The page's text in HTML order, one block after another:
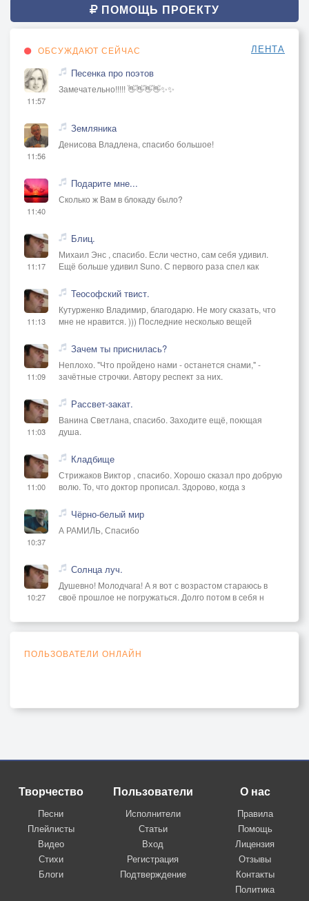
ПОМОЩЬ ПРОЕКТУ
ОБСУЖДАЮТ СЕЙЧАС ЛЕНТА
11:57
Песенка про поэтов
Замечательно!!!!! 👋👋👋👋✨✨
11:56
Земляника
Денисова Владлена, спасибо большое!
11:40
Подарите мне...
Сколько ж Вам в блокаду было?
11:17
Блиц.
Михаил Энс , спасибо. Если честно, сам себя удивил.
Ещё больше удивил Suno. С первого раза спел как
11:13
Теософский твист.
Кутурженко Владимир, благодарю. Не могу сказать, что
мне не нравится. ))) Последние несколько вещей
11:09
Зачем ты приснилась?
Неплохо. "Что пройдено нами - останется снами," -
зачётные строчки. Автору респект за них.
11:03
Рассвет-закат.
Ванина Светлана, спасибо. Заходите ещё, поющая
душа.
11:00
Кладбище
Стрижаков Виктор , спасибо. Хорошо сказал про добрую
волю. То, что доктор прописал. Здорово, когда з
10:37
Чёрно-белый мир
А РАМИЛЬ, Спасибо
10:27
Солнца луч.
Душевно! Молодчага! А я вот с возрастом стараюсь в
своё прошлое не погружаться. Долго потом в себя н
ПОЛЬЗОВАТЕЛИ ОНЛАЙН
Творчество
Песни
Плейлисты
Видео
Стихи
Блоги
Пользователи
Исполнители
Статьи
Вход
Регистрация
Подтверждение
О нас
Правила
Помощь
Лицензия
Отзывы
Контакты
Политика